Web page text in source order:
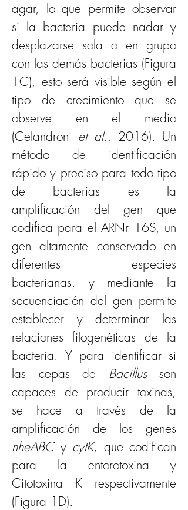
agar, lo que permite observar
si la bacteria puede nadar y
desplazarse sola o en grupo
con las demás bacterias (Figura
1C), esto será visible según el
tipo de crecimiento que se
observe en el medio
(Celandroni et al., 2016). Un
método de identificación
rápido y preciso para todo tipo
de bacterias es la
amplificación del gen que
codifica para el ARNr 16S, un
gen altamente conservado en
diferentes especies
bacterianas, y mediante la
secuenciación del gen permite
establecer y determinar las
relaciones filogenéticas de la
bacteria. Y para identificar si
las cepas de Bacillus son
capaces de producir toxinas,
se hace a través de la
nheABC y cytK, que codifican
para la entorotoxina y
Citotoxina K respectivamente
(Figura 1D).